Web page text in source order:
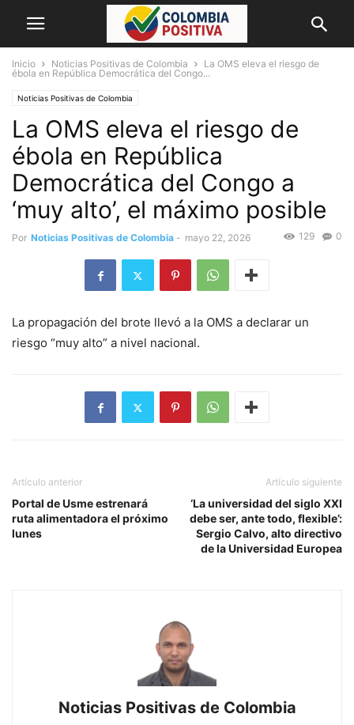
Inicio Noticias Positivas de Colombia
La OMS eleva el riesgo de
ébola en República Democrática del Congo...
Noticias Positivas de Colombia
La OMS eleva el riesgo de
ébola en República
Democrática del Congo a
‘muy alto’, el máximo posible
Por Noticias Positivas de Colombia - mayo 22, 2026 0
129
La propagación del brote llevó a la OMS a declarar un
riesgo “muy alto” a nivel nacional.
Artículo anterior
Portal de Usme estrenará
ruta alimentadora el próximo
lunes
Artículo siguiente
‘La universidad del siglo XXI
debe ser, ante todo, flexible’:
Sergio Calvo, alto directivo
de la Universidad Europea
Noticias Positivas de Colombia